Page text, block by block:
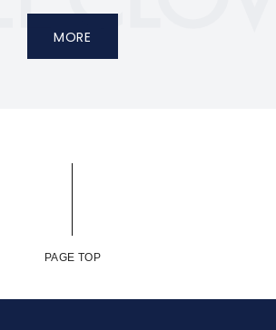
MORE
PAGE TOP